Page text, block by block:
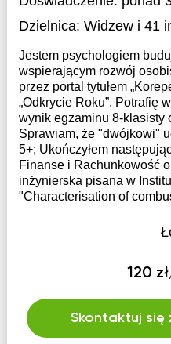
Dzielnica: Widzew i 41
Jestem psychologiem
wspierającym rozwój
przez portal tytułem
„Odkrycie Roku”. Potrafię
wynik egzaminu 8-klasisty
Sprawiam, że "dwójkowi"
5+; Ukończyłem
Finanse i Rachunkowość
inżynierska pisana w
"Characterisation of
120
Skontaktuj się